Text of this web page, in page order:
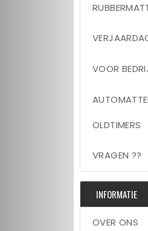
VOOR
OLDTIMERS
VRAGEN ??
INFORMATIE
OVER ONS